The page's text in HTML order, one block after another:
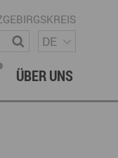
DE
ÜBER UNS